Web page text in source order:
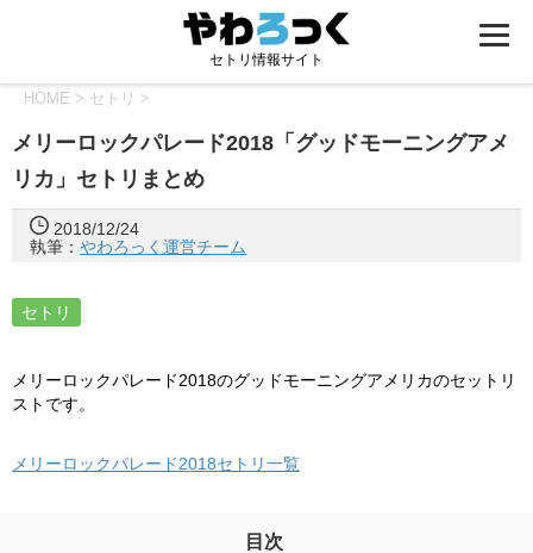
セトリ情報サイト
HOME > セトリ >
メリーロックパレード2018「グッドモーニングアメ
リカ」セトリまとめ
2018/12/24
執筆： やわろっく運営チーム
セトリ
メリーロックパレード2018のグッドモーニングアメリカのセットリ
ストです。
メリーロックパレード2018セトリ一覧
目次